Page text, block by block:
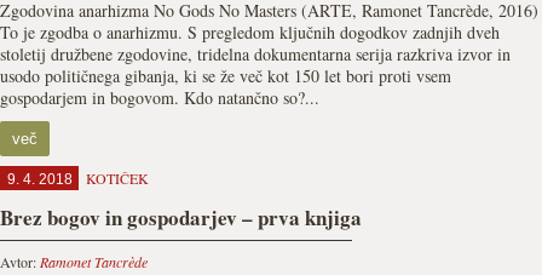
Zgodovina anarhizma No Gods No Masters (ARTE, Ramonet Tancrède, 2016)
To je zgodba o anarhizmu. S pregledom ključnih dogodkov zadnjih dveh
stoletij družbene zgodovine, tridelna dokumentarna serija razkriva izvor in
usodo političnega gibanja, ki se že več kot 150 let bori proti vsem
gospodarjem in bogovom. Kdo natančno so?...
več
9. 4. 2018 KOTIČEK
Brez bogov in gospodarjev – prva knjiga
Avtor: Ramonet Tancrède